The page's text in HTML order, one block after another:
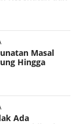
Masal
Hingga
Ada